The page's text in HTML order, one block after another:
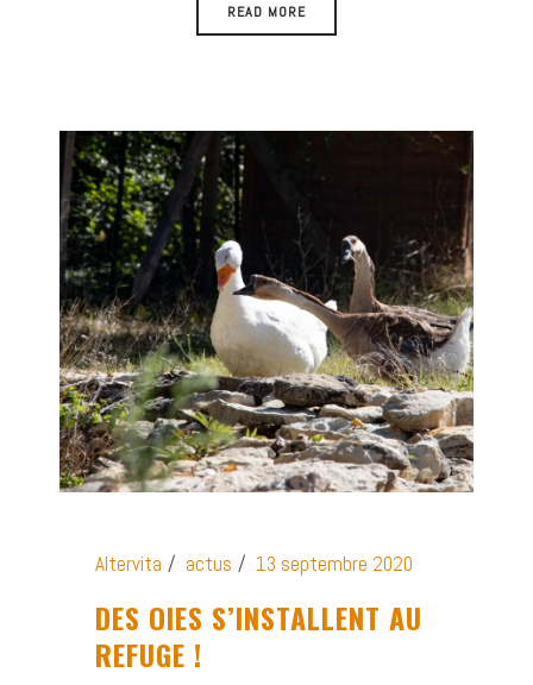
READ MORE
Altervita actus 13 septembre 2020
DES OIES S’INSTALLENT AU
REFUGE !